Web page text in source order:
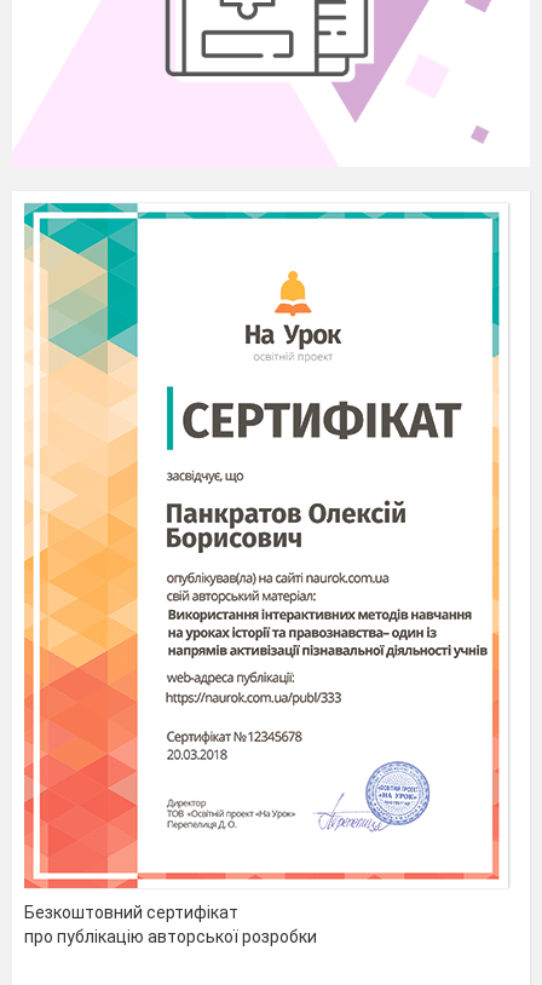
Безкоштовний сертифікат
про публікацію авторської розробки